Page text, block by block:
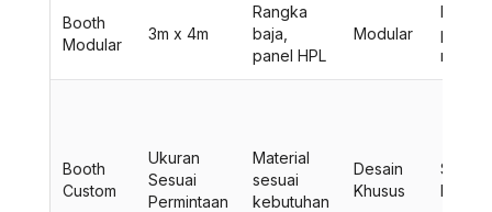
Booth
Modular
3m x 4m
Rangka
baja,
panel HPL
Modular
Display
rak
Booth
Custom
Ukuran
Sesuai
Permintaan
Material
sesuai
kebutuhan
Desain
Khusus
Sesuai